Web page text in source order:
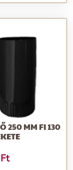
250 MM FI 130
Ft